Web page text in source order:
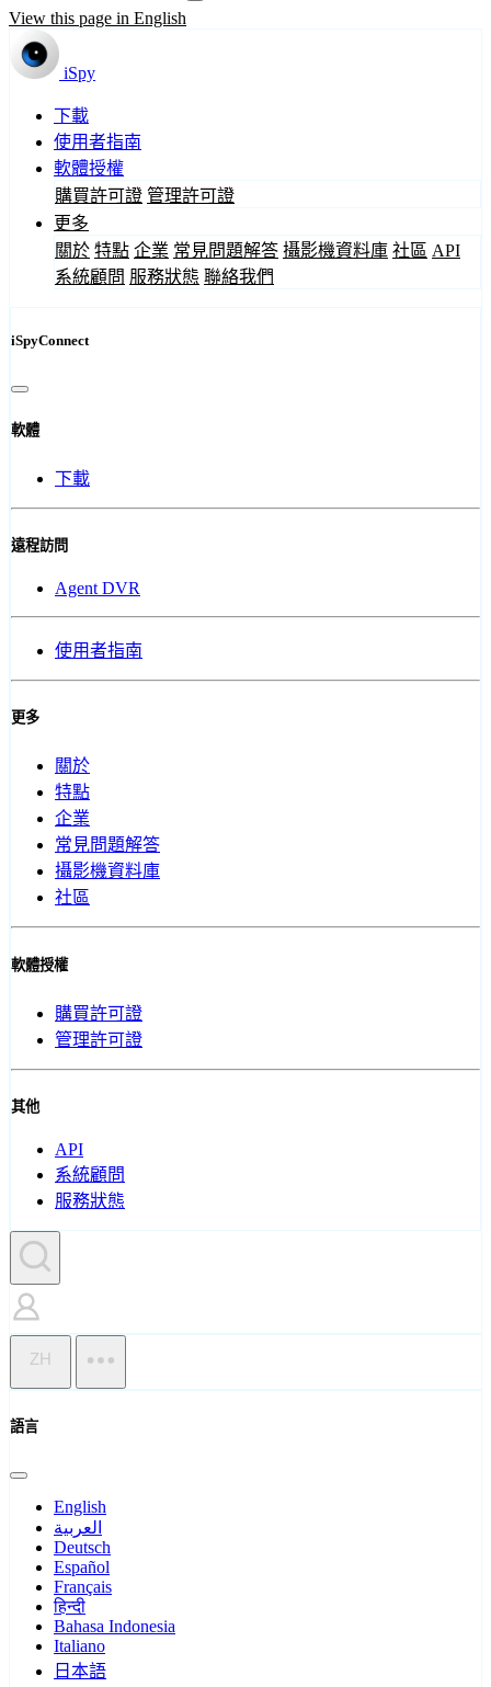
View this page in English
iSpy
下載
使用者指南
軟體授權
購買許可證 管理許可證
更多
關於 特點 企業 常見問題解答 攝影機資料庫 社區 API
系統顧問 服務狀態 聯絡我們
iSpyConnect
軟體
下載
遠程訪問
Agent DVR
使用者指南
更多
關於
特點
企業
常見問題解答
攝影機資料庫
社區
軟體授權
購買許可證
管理許可證
其他
API
系統顧問
服務狀態
ZH
語言
English
العربية
Deutsch
Español
Français
हिन्दी
Bahasa Indonesia
Italiano
日本語